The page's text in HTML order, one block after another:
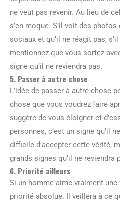
ne veut pas revenir. Au lieu de
s’en moque. S’il voit des
sociaux et qu’il ne réagit pas,
mentionnez que vous sortez
signe qu’il ne reviendra pas.
5. Passer à autre chose
L’idée de passer à autre chose
chose que vous voudrez faire
suggère de vous éloigner et
personnes, c’est un signe qu’il
difficile d’accepter cette vérité,
grands signes qu’il ne reviendra
6. Priorité ailleurs
Si un homme aime vraiment
priorité absolue. Il veillera à ce